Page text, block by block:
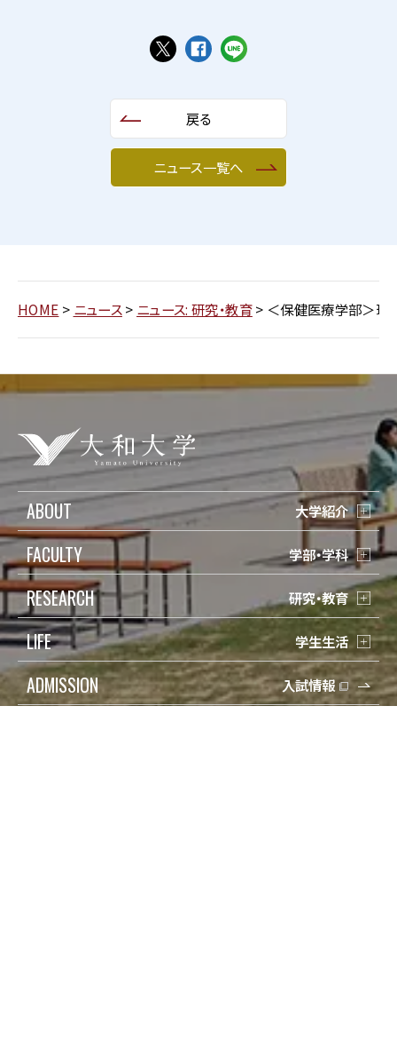
戻る
ニュース一覧へ
HOME > ニュース> ニュース: 研究・教育> ＜保健医療学部＞理
ABOUT 大学紹介
FACULTY 学部・学科
RESEARCH 研究・教育
LIFE 学生生活
ADMISSION 入試情報